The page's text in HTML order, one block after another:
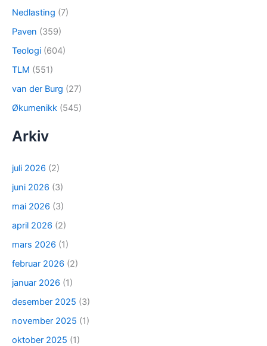
Nedlasting (7)
Paven (359)
Teologi (604)
TLM (551)
van der Burg (27)
Økumenikk (545)
Arkiv
juli 2026 (2)
juni 2026 (3)
mai 2026 (3)
april 2026 (2)
mars 2026 (1)
februar 2026 (2)
januar 2026 (1)
desember 2025 (3)
november 2025 (1)
oktober 2025 (1)